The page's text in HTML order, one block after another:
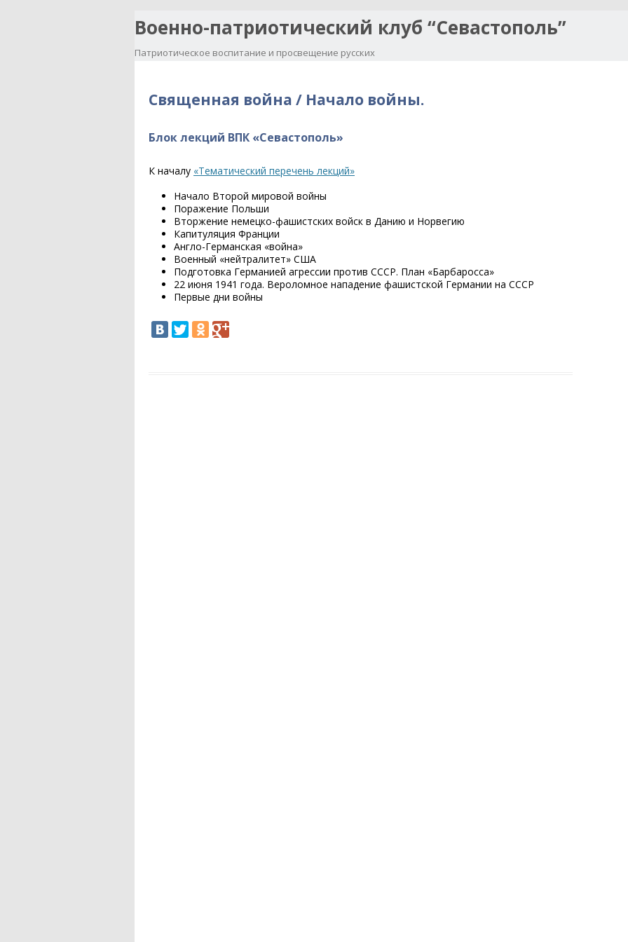
Военно-патриотический клуб “Севастополь”
Патриотическое воспитание и просвещение русских
Священная война / Начало войны.
Блок лекций ВПК «Севастополь»
К началу «Тематический перечень лекций»
Начало Второй мировой войны
Поражение Польши
Вторжение немецко-фашистских войск в Данию и Норвегию
Капитуляция Франции
Англо-Германская «война»
Военный «нейтралитет» США
Подготовка Германией агрессии против СССР. План «Барбаросса»
22 июня 1941 года. Вероломное нападение фашистской Германии на СССР
Первые дни войны